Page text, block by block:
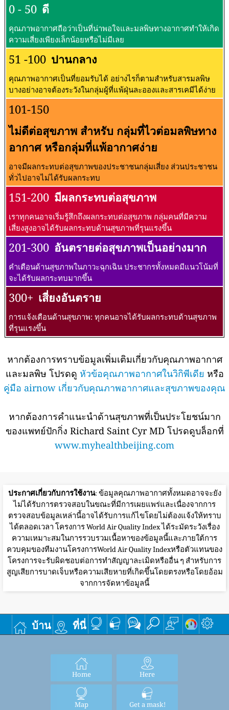
0 - 50 ดี
คุณภาพอากาศถือว่าเป็นที่น่าพอใจและมลพิษทางอากาศทำให้เกิด
ความเสี่ยงเพียงเล็กน้อยหรือไม่มีเลย
51 -100 ปานกลาง
คุณภาพอากาศเป็นที่ยอมรับได้ อย่างไรก็ตามสำหรับสารมลพิษ
บางอย่างอาจต้องระวังในกลุ่มผู้ที่แพ้ฝุ่นละอองและสารเคมีได้ง่าย
101-150
ไม่ดีต่อสุขภาพ สำหรับ กลุ่มที่ไวต่อมลพิษทาง
อากาศ หรือกลุ่มที่แพ้อากาศง่าย
อาจมีผลกระทบต่อสุขภาพของประชาชนกลุ่มเสี่ยง ส่วนประชาชน
ทั่วไปอาจไม่ได้รับผลกระทบ
151-200 มีผลกระทบต่อสุขภาพ
เราทุกคนอาจเริ่มรู้สึกถึงผลกระทบต่อสุขภาพ กลุ่มคนที่มีความ
เสี่ยงสูงอาจได้รับผลกระทบด้านสุขภาพที่รุนแรงขึ้น
201-300 อันตรายต่อสุขภาพเป็นอย่างมาก
คำเตือนด้านสุขภาพในภาวะฉุกเฉิน ประชากรทั้งหมดมีแนวโน้มที่
จะได้รับผลกระทบมากขึ้น
300+ เสี่ยงอันตราย
การแจ้งเตือนด้านสุขภาพ: ทุกคนอาจได้รับผลกระทบด้านสุขภาพ
ที่รุนแรงขึ้น
หากต้องการทราบข้อมูลเพิ่มเติมเกี่ยวกับคุณภาพอากาศ
และมลพิษ โปรดดู หัวข้อคุณภาพอากาศในวิกิพีเดีย หรือ
คู่มือ airnow เกี่ยวกับคุณภาพอากาศและสุขภาพของคุณ
หากต้องการคำแนะนำด้านสุขภาพที่เป็นประโยชน์มาก
ของแพทย์ปักกิ่ง Richard Saint Cyr MD โปรดดูบล็อกที่
www.myhealthbeijing.com
ประกาศเกี่ยวกับการใช้งาน: ข้อมูลคุณภาพอากาศทั้งหมดอาจจะยัง
ไม่ได้รับการตรวจสอบในขณะที่มีการเผยแพร่และเนื่องจากการ
ตรวจสอบข้อมูลเหล่านี้อาจได้รับการแก้ไขโดยไม่ต้องแจ้งให้ทราบ
ได้ตลอดเวลา โครงการ World Air Quality Index ได้ระมัดระวังเรื่อง
ความเหมาะสมในการรวบรวมเนื้อหาของข้อมูลนี้และภายใต้การ
ควบคุมของทีมงานโครงการWorld Air Quality Indexหรือตัวแทนของ
โครงการจะรับผิดชอบต่อการทำสัญญาละเมิดหรืออื่น ๆ สำหรับการ
สูญเสียการบาดเจ็บหรือความเสียหายที่เกิดขึ้นโดยตรงหรือโดยอ้อม
จากการจัดหาข้อมูลนี้
บ้าน ที่นี่
Home Here
Map Get a mask!